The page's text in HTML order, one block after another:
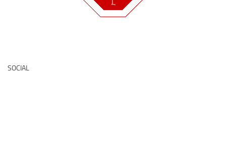
SOCIAL